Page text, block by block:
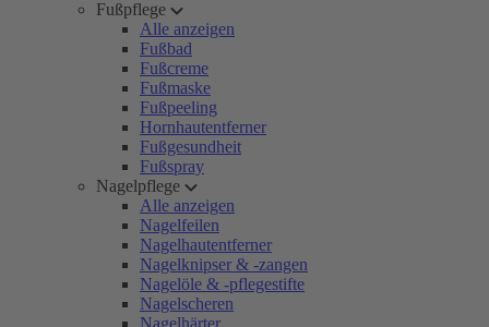
Fußpflege
Alle anzeigen
Fußbad
Fußcreme
Fußmaske
Fußpeeling
Hornhautentferner
Fußgesundheit
Fußspray
Nagelpflege
Alle anzeigen
Nagelfeilen
Nagelhautentferner
Nagelknipser & -zangen
Nagelöle & -pflegestifte
Nagelscheren
Nagelhärter